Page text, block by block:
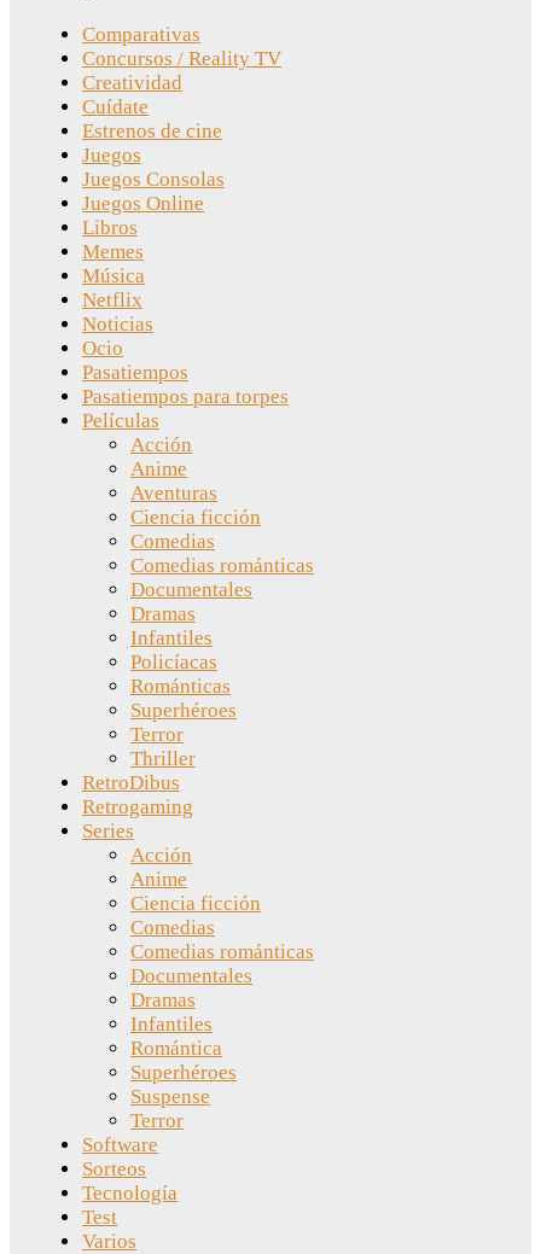
Comparativas
Concursos / Reality TV
Creatividad
Cuídate
Estrenos de cine
Juegos
Juegos Consolas
Juegos Online
Libros
Memes
Música
Netflix
Noticias
Ocio
Pasatiempos
Pasatiempos para torpes
Películas
Acción
Anime
Aventuras
Ciencia ficción
Comedias
Comedias románticas
Documentales
Dramas
Infantiles
Policíacas
Románticas
Superhéroes
Terror
Thriller
RetroDibus
Retrogaming
Series
Acción
Anime
Ciencia ficción
Comedias
Comedias románticas
Documentales
Dramas
Infantiles
Romántica
Superhéroes
Suspense
Terror
Software
Sorteos
Tecnología
Test
Varios